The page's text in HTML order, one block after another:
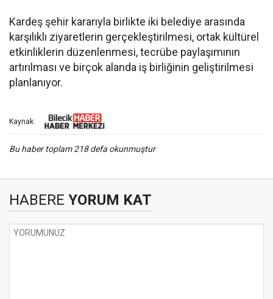
Kardeş şehir kararıyla birlikte iki belediye arasında
karşılıklı ziyaretlerin gerçekleştirilmesi, ortak kültürel
etkinliklerin düzenlenmesi, tecrübe paylaşımının
artırılması ve birçok alanda iş birliğinin geliştirilmesi
planlanıyor.
Kaynak:
Bu haber toplam 218 defa okunmuştur
HABERE YORUM KAT